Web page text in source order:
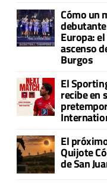
Cómo un
Europa:
ascenso
Burgos
El
recibe en
El
Quijote
de San